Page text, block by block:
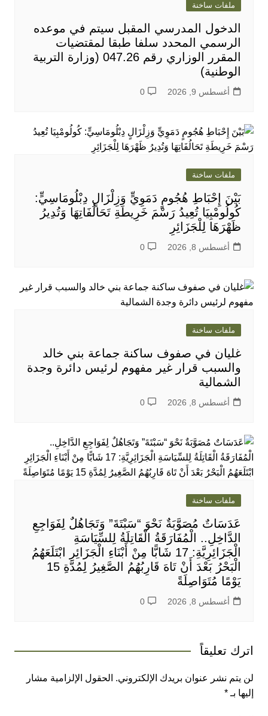
ملفات ساخنة
الدخول المدرسي المقبل سیتم في موعده
الرسمي المحدد سلفا طبقا لمقتضیات
المقرر الوزاري رقم 047.26 (وزارة التربية
الوطنية)
أغسطس 9, 2026 0
ملفات ساخنة
بَيْنَ إِحْبَاطِ هُجُومٍ دَمَوِيٍّ وَزِلْزَالٍ دِبْلُومَاسِيٍّ:
كُولُومْبِيَا تُعِيدُ رَسْمَ خَرِيطَةِ تَحَالُفَاتِهَا وَتُدِيرُ
ظَهْرَهَا لِلْجَزَائِرِ
أغسطس 8, 2026 0
ملفات ساخنة
غليان في صفوف ساكنة جماعة بني خالد
والسبب قرار غير مفهوم لرئيس دائرة وجدة
الشمالية
أغسطس 8, 2026 0
ملفات ساخنة
عَدَسَاتٌ مُصَوَّبَةٌ نَحْوَ “سَبْتَةَ” وَتَجَاهُلٌ لِفَوَاجِعِ
الدَّاخِلِ.. الْمُفَارَقَةُ الْقَاتِلَةُ لِلسِّيَاسَةِ
الْجَزَائِرِيَّةِ: 17 شَابًّا مِنْ أَبْنَاءِ الْجَزَائِرِ ابْتَلَعَهُمُ
الْبَحْرُ بَعْدَ أَنْ تَاهَ قَارِبُهُمُ الصَّغِيرُ لِمُدَّةِ 15
يَوْمًا مُتَوَاصِلَةً
أغسطس 8, 2026 0
اترك تعليقاً
لن يتم نشر عنوان بريدك الإلكتروني. الحقول الإلزامية مشار
إليها بـ *